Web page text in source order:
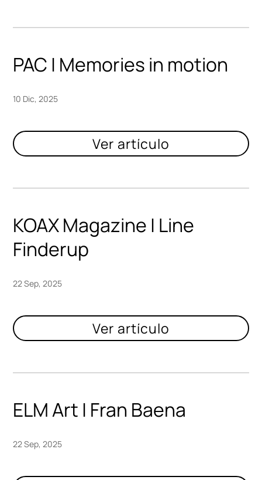
PAC | Memories in motion
10 Dic, 2025
KOAX Magazine | Line
Finderup
22 Sep, 2025
ELM Art | Fran Baena
22 Sep, 2025